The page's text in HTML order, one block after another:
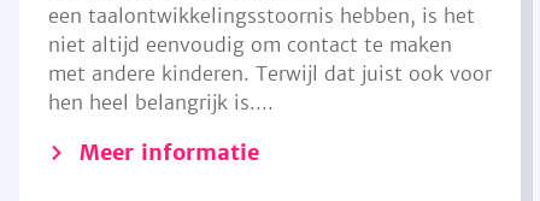
een taalontwikkelingsstoornis hebben, is het
niet altijd eenvoudig om contact te maken
met andere kinderen. Terwijl dat juist ook voor
hen heel belangrijk is....
Meer informatie